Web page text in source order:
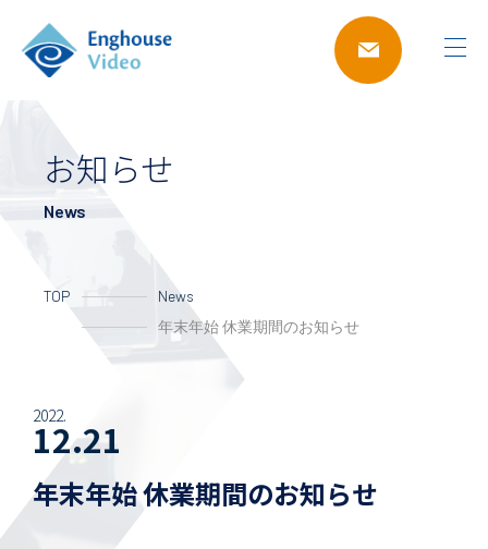
お知らせ
News
TOP
News
年末年始 休業期間のお知らせ
2022.
12.21
年末年始 休業期間のお知らせ